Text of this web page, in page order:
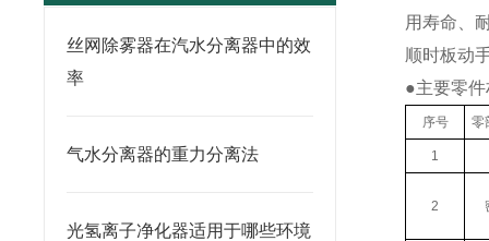
丝网除雾器在汽水分离器中的效
率
气水分离器的重力分离法
光氢离子净化器适用于哪些环境
用寿命、
顺时板动
●主要零
序号 零
1
2